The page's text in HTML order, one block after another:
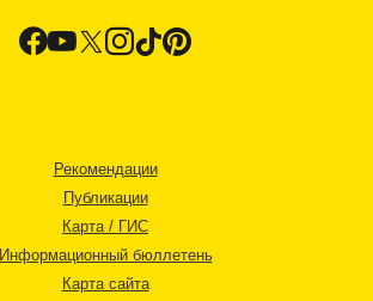
Рекомендации
Публикации
Карта / ГИС
Информационный бюллетень
Карта сайта